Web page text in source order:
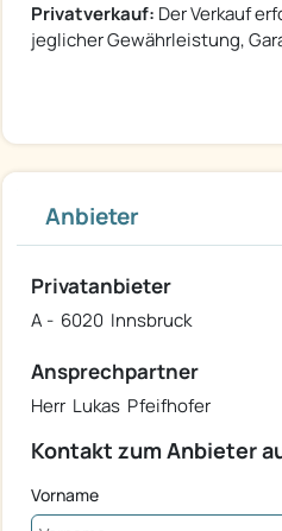
Privatverkauf: Der Verkauf
jeglicher Gewährleistung,
Anbieter
Privatanbieter
A - 6020 Innsbruck
Ansprechpartner
Herr Lukas Pfeifhofer
Kontakt zum Anbieter
Vorname